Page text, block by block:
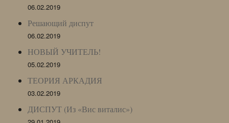
06.02.2019
Решающий диспут
06.02.2019
НОВЫЙ УЧИТЕЛЬ!
05.02.2019
ТЕОРИЯ АРКАДИЯ
03.02.2019
ДИСПУТ (Из «Вис виталис»)